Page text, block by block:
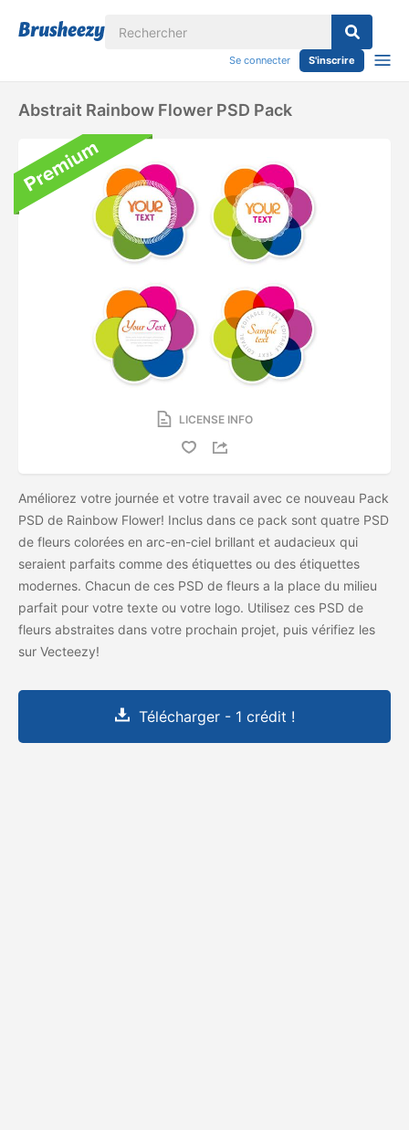
Se connecter S'inscrire
Abstrait Rainbow Flower PSD Pack
LICENSE INFO
Améliorez votre journée et votre travail avec ce nouveau Pack
PSD de Rainbow Flower! Inclus dans ce pack sont quatre PSD
de fleurs colorées en arc-en-ciel brillant et audacieux qui
seraient parfaits comme des étiquettes ou des étiquettes
modernes. Chacun de ces PSD de fleurs a la place du milieu
parfait pour votre texte ou votre logo. Utilisez ces PSD de
fleurs abstraites dans votre prochain projet, puis vérifiez les
sur Vecteezy!
Télécharger - 1 crédit !